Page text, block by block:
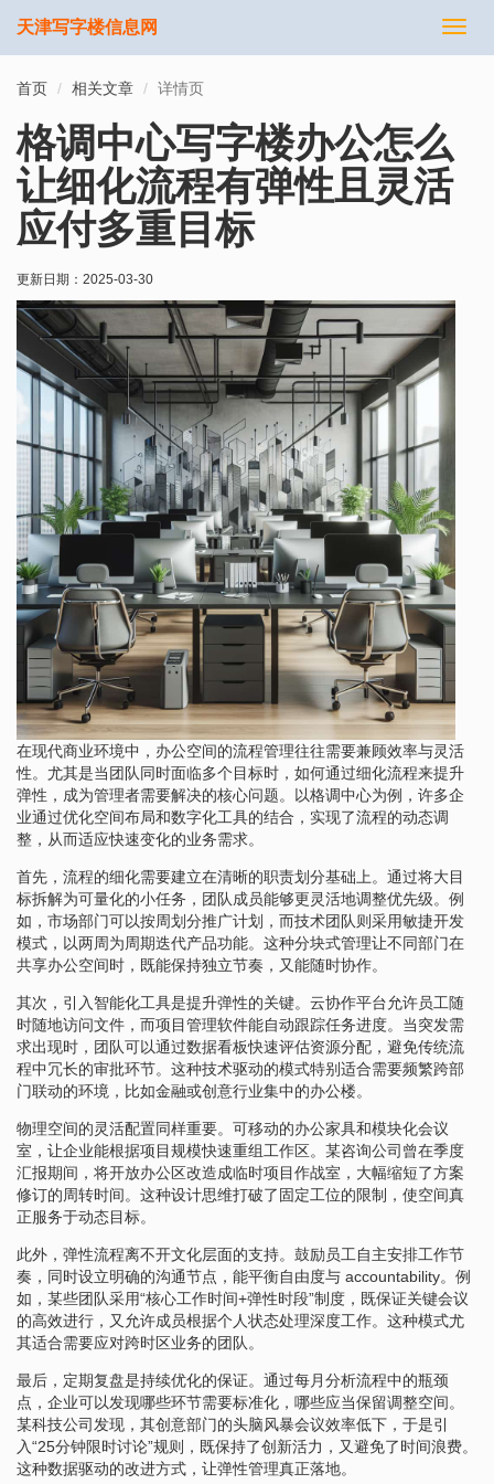
切
天津写字楼信息网
首页 相关文章 详情页
格调中心写字楼办公怎么
让细化流程有弹性且灵活
应付多重目标
更新日期： 2025-03-30
在现代商业环境中，办公空间的流程管理往往需要兼顾效率与灵活
性。尤其是当团队同时面临多个目标时，如何通过细化流程来提升
弹性，成为管理者需要解决的核心问题。以格调中心为例，许多企
业通过优化空间布局和数字化工具的结合，实现了流程的动态调
整，从而适应快速变化的业务需求。
首先，流程的细化需要建立在清晰的职责划分基础上。通过将大目
标拆解为可量化的小任务，团队成员能够更灵活地调整优先级。例
如，市场部门可以按周划分推广计划，而技术团队则采用敏捷开发
模式，以两周为周期迭代产品功能。这种分块式管理让不同部门在
共享办公空间时，既能保持独立节奏，又能随时协作。
其次，引入智能化工具是提升弹性的关键。云协作平台允许员工随
时随地访问文件，而项目管理软件能自动跟踪任务进度。当突发需
求出现时，团队可以通过数据看板快速评估资源分配，避免传统流
程中冗长的审批环节。这种技术驱动的模式特别适合需要频繁跨部
门联动的环境，比如金融或创意行业集中的办公楼。
物理空间的灵活配置同样重要。可移动的办公家具和模块化会议
室，让企业能根据项目规模快速重组工作区。某咨询公司曾在季度
汇报期间，将开放办公区改造成临时项目作战室，大幅缩短了方案
修订的周转时间。这种设计思维打破了固定工位的限制，使空间真
正服务于动态目标。
此外，弹性流程离不开文化层面的支持。鼓励员工自主安排工作节
奏，同时设立明确的沟通节点，能平衡自由度与 accountability。例
如，某些团队采用“核心工作时间+弹性时段”制度，既保证关键会议
的高效进行，又允许成员根据个人状态处理深度工作。这种模式尤
其适合需要应对跨时区业务的团队。
最后，定期复盘是持续优化的保证。通过每月分析流程中的瓶颈
点，企业可以发现哪些环节需要标准化，哪些应当保留调整空间。
某科技公司发现，其创意部门的头脑风暴会议效率低下，于是引
入“25分钟限时讨论”规则，既保持了创新活力，又避免了时间浪费。
这种数据驱动的改进方式，让弹性管理真正落地。